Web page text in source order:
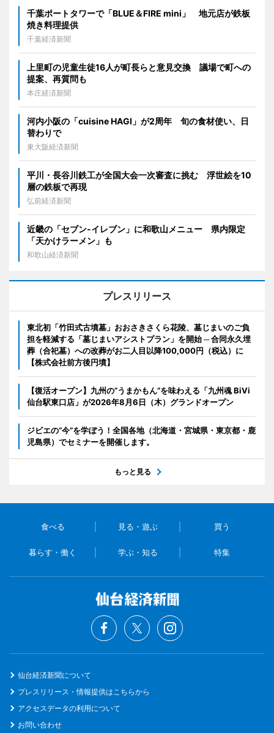
千葉ポートタワーで「BLUE＆FIRE mini」 地元店が鉄板
焼き料理提供
千葉経済新聞
上里町の児童生徒16人が町長らと意見交換 議場で町への
提案、再質問も
本庄経済新聞
河内小阪の「cuisine HAGI」が2周年 旬の食材使い、日
替わりで
東大阪経済新聞
平川・長谷川鉄工が全国大会一次審査に挑む 浮世絵を10
層の鉄板で再現
弘前経済新聞
近畿の「セブン-イレブン」に和歌山メニュー 県内限定
「天かけラーメン」も
和歌山経済新聞
プレスリリース
東北初「竹田式古墳墓」おおさきさくら花陵、墓じまいのご負
担を軽減する「墓じまいアシストプラン」を開始 ─ 合同永久埋
葬（合祀墓）への改葬がお二人目以降100,000円（税込）に
【株式会社前方後円墳】
【復活オープン】九州の”うまかもん”を味わえる「九州魂 BiVi
仙台駅東口店」が2026年8月6日（木）グランドオープン
ジビエの“今”を学ぼう！全国各地（北海道・宮城県・東京都・鹿
児島県）でセミナーを開催します。
もっと見る
食べる 見る・遊ぶ 買う
暮らす・働く 学ぶ・知る 特集
仙台経済新聞について
プレスリリース・情報提供はこちらから
アクセスデータの利用について
お問い合わせ